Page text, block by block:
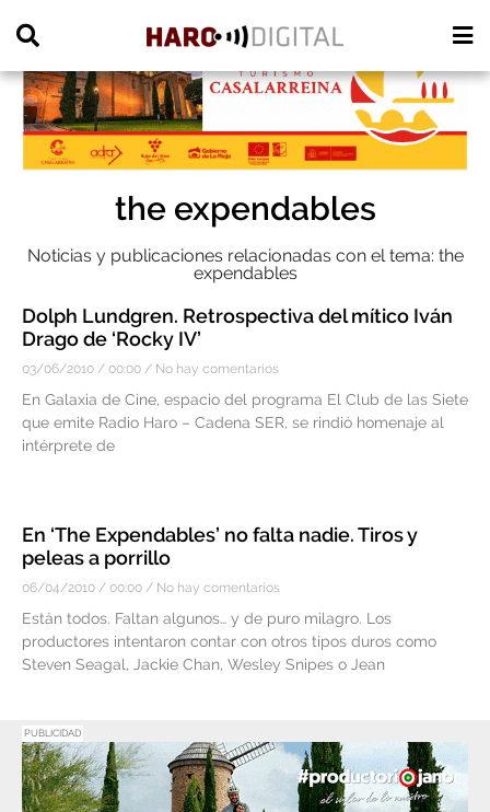
the expendables
Noticias y publicaciones relacionadas con el tema: the
expendables
Dolph Lundgren. Retrospectiva del mítico Iván
Drago de ‘Rocky IV’
03/06/2010 00:00 No hay comentarios
En Galaxia de Cine, espacio del programa El Club de las Siete
que emite Radio Haro – Cadena SER, se rindió homenaje al
intérprete de
En ‘The Expendables’ no falta nadie. Tiros y
peleas a porrillo
06/04/2010 00:00 No hay comentarios
Están todos. Faltan algunos… y de puro milagro. Los
productores intentaron contar con otros tipos duros como
Steven Seagal, Jackie Chan, Wesley Snipes o Jean
PUBLICIDAD